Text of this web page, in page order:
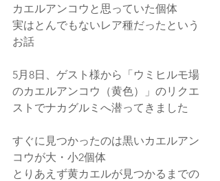
カエルアンコウと思っていた個体
実はとんでもないレア種だったという
お話
5月8日、ゲスト様から「ウミヒルモ場
のカエルアンコウ（黄色）」のリクエ
ストでナカグルミへ潜ってきました
すぐに見つかったのは黒いカエルアン
コウが大・小2個体
とりあえず黄カエルが見つかるまでの